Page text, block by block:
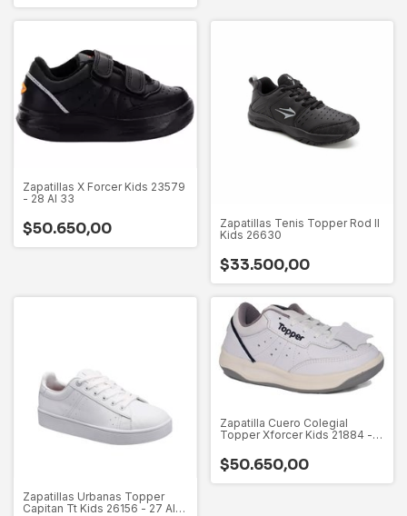
Zapatillas X Forcer Kids 23579
- 28 Al 33
$50.650,00
Zapatillas Tenis Topper Rod II
Kids 26630
$33.500,00
Zapatillas Urbanas Topper
Capitan Tt Kids 26156 - 27 Al
Zapatilla Cuero Colegial
Topper Xforcer Kids 21884 -
$50.650,00